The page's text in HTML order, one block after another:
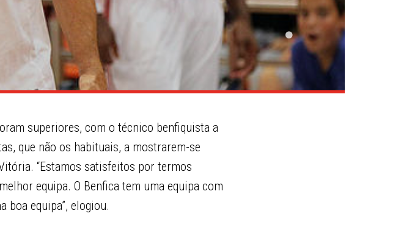
superiores, com o técnico benfiquista a
que não os habituais, a mostrarem-se
“Estamos satisfeitos por termos
equipa. O Benfica tem uma equipa com
boa equipa”, elogiou.